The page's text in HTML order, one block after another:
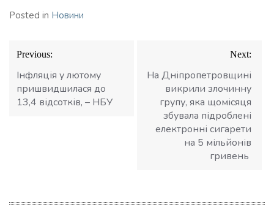
Posted in Новини
Навігація
записів
Previous:
Інфляція у лютому
пришвидшилася до
13,4 відсотків, – НБУ
Next:
На Дніпропетровщині
викрили злочинну
групу, яка щомісяця
збувала підроблені
електронні сигарети
на 5 мільйонів
гривень